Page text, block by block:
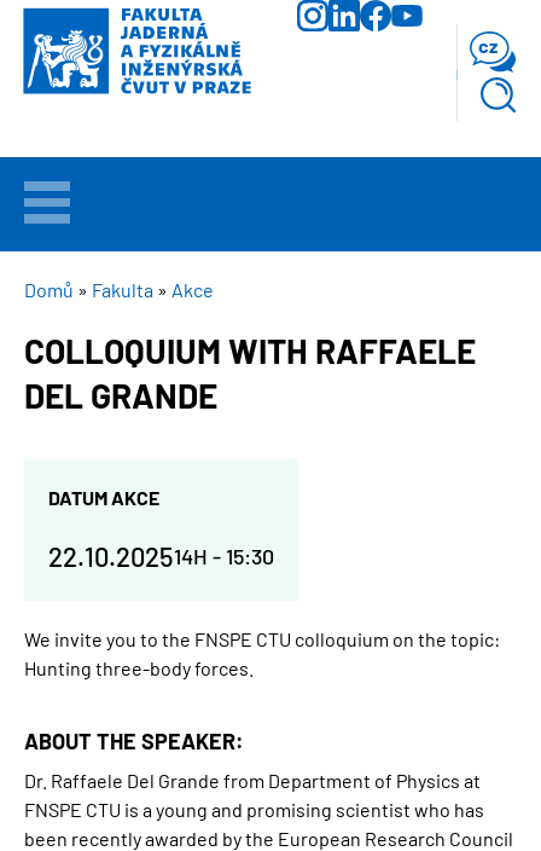
Přejít
hlavnímu
obsahu
VÍTEJTE
UCHAZEČI
STUDIUM
cz
DROBEČKOVÁ
Domů Fakulta Akce
COLLOQUIUM WITH RAFFAELE
DEL GRANDE
DATUM AKCE
22.10.202514H - 15:30
We invite you to the FNSPE CTU colloquium on the topic:
Hunting three-body forces.
ABOUT THE SPEAKER:
Dr. Raffaele Del Grande from Department of Physics at
FNSPE CTU is a young and promising scientist who has
been recently awarded by the European Research Council